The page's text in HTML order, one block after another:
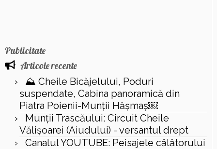
Publicitate
Articole recente
⛰️ Cheile Bicăjelului, Poduri
suspendate, Cabina panoramică din
Piatra Poienii-Munții Hășmaș￼
Munții Trascăului: Circuit Cheile
Vălișoarei (Aiudului) - versantul drept
Canalul YOUTUBE: Peisajele călătorului